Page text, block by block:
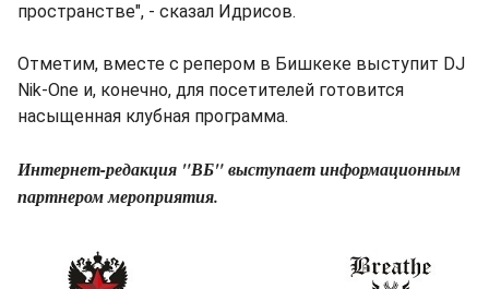
пространстве", - сказал Идрисов.
Отметим, вместе с репером в Бишкеке выступит DJ
Nik-One и, конечно, для посетителей готовится
насыщенная клубная программа.
Интернет-редакция "ВБ" выступает информационным
партнером мероприятия.